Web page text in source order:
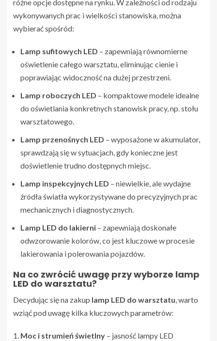
różne opcje dostępne na rynku. W zależności od rodzaju
wykonywanych prac i wielkości stanowiska, można
wybierać spośród:
Lamp sufitowych LED – zapewniają równomierne
oświetlenie całego warsztatu, eliminując cienie i
poprawiając widoczność na dużej przestrzeni.
Lamp roboczych LED – kompaktowe modele idealne
do oświetlania konkretnych stanowisk pracy, np. stołu
warsztatowego.
Lamp przenośnych LED – wyposażone w akumulator,
sprawdzają się w sytuacjach, gdy konieczne jest
doświetlenie trudno dostępnych miejsc.
Lamp inspekcyjnych LED – niewielkie, ale wydajne
źródła światła wykorzystywane do precyzyjnych prac
mechanicznych i diagnostycznych.
Lamp LED do lakierni – zapewniają doskonałe
odwzorowanie kolorów, co jest kluczowe w procesie
lakierowania i polerowania pojazdów.
Na co zwrócić uwagę przy wyborze lamp
LED do warsztatu?
Decydując się na zakup lamp LED do warsztatu, warto
wziąć pod uwagę kilka kluczowych parametrów:
Moc i strumień świetlny – jasność lampy LED